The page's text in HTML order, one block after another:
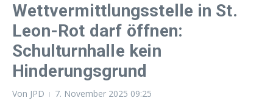
Wettvermittlungsstelle in St.
Leon-Rot darf öffnen:
Schulturnhalle kein
Hinderungsgrund
Von JPD 7. November 2025 09:25